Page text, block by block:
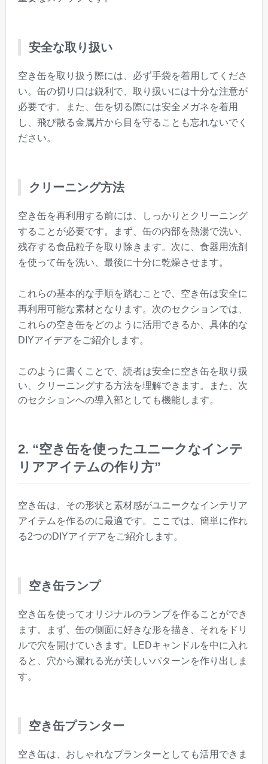
安全な取り扱い
空き缶を取り扱う際には、必ず手袋を着用してくださ
い。缶の切り口は鋭利で、取り扱いには十分な注意が
必要です。また、缶を切る際には安全メガネを着用
し、飛び散る金属片から目を守ることも忘れないでく
ださい。
クリーニング方法
空き缶を再利用する前には、しっかりとクリーニング
することが必要です。まず、缶の内部を熱湯で洗い、
残存する食品粒子を取り除きます。次に、食器用洗剤
を使って缶を洗い、最後に十分に乾燥させます。
これらの基本的な手順を踏むことで、空き缶は安全に
再利用可能な素材となります。次のセクションでは、
これらの空き缶をどのように活用できるか、具体的な
DIYアイデアをご紹介します。
このように書くことで、読者は安全に空き缶を取り扱
い、クリーニングする方法を理解できます。また、次
のセクションへの導入部としても機能します。
2. “空き缶を使ったユニークなインテ
リアアイテムの作り方”
空き缶は、その形状と素材感がユニークなインテリア
アイテムを作るのに最適です。ここでは、簡単に作れ
る2つのDIYアイデアをご紹介します。
空き缶ランプ
空き缶を使ってオリジナルのランプを作ることができ
ます。まず、缶の側面に好きな形を描き、それをドリ
ルで穴を開けていきます。LEDキャンドルを中に入れ
ると、穴から漏れる光が美しいパターンを作り出しま
す。
空き缶プランター
空き缶は、おしゃれなプランターとしても活用できま